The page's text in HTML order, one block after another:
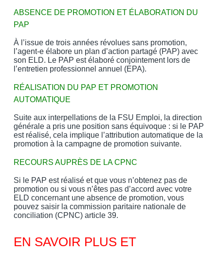
ABSENCE DE PROMOTION ET ÉLABORATION DU
PAP
À l’issue de trois années révolues sans promotion,
l’agent-e élabore un plan d’action partagé (PAP) avec
son ELD. Le PAP est élaboré conjointement lors de
l’entretien professionnel annuel (EPA).
RÉALISATION DU PAP ET PROMOTION
AUTOMATIQUE
Suite aux interpellations de la FSU Emploi, la direction
générale a pris une position sans équivoque : si le PAP
est réalisé, cela implique l’attribution automatique de la
promotion à la campagne de promotion suivante.
RECOURS AUPRÈS DE LA CPNC
Si le PAP est réalisé et que vous n’obtenez pas de
promotion ou si vous n’êtes pas d’accord avec votre
ELD concernant une absence de promotion, vous
pouvez saisir la commission paritaire nationale de
conciliation (CPNC) article 39.
EN SAVOIR PLUS ET